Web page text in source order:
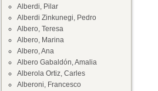
Alberdi, Pilar
Alberdi Zinkunegi, Pedro
Albero, Teresa
Albero, Marina
Albero, Ana
Albero Gabaldón, Amalia
Alberola Ortiz, Carles
Alberoni, Francesco